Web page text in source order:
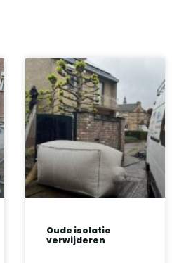
Oude isolatie
verwijderen